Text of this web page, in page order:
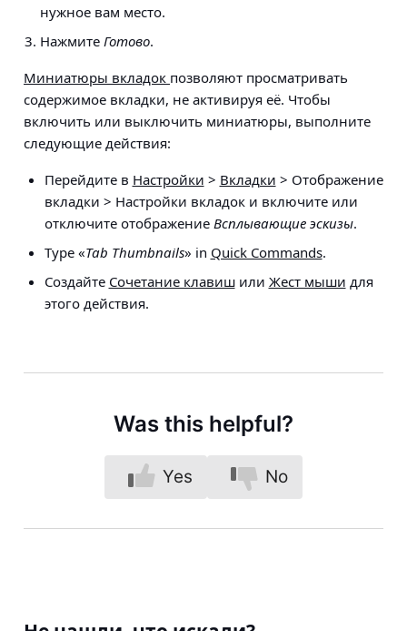
нужное вам место.
Нажмите Готово.
Миниатюры вкладок позволяют просматривать
содержимое вкладки, не активируя её. Чтобы
включить или выключить миниатюры, выполните
следующие действия:
Перейдите в Настройки > Вкладки > Отображение
вкладки > Настройки вкладоки включите или
отключите отображение Всплывающие эскизы.
Type «Tab Thumbnails» in Quick Commands.
Создайте Сочетание клавишили Жест мыши для
этого действия.
Was this helpful?
Yes No